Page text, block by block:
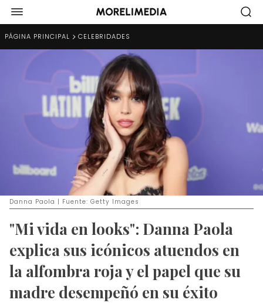
PÁGINA PRINCIPAL CELEBRIDADES
Danna Paola | Fuente: Getty Images
"Mi vida en looks": Danna Paola
explica sus icónicos atuendos en
la alfombra roja y el papel que su
madre desempeñó en su éxito